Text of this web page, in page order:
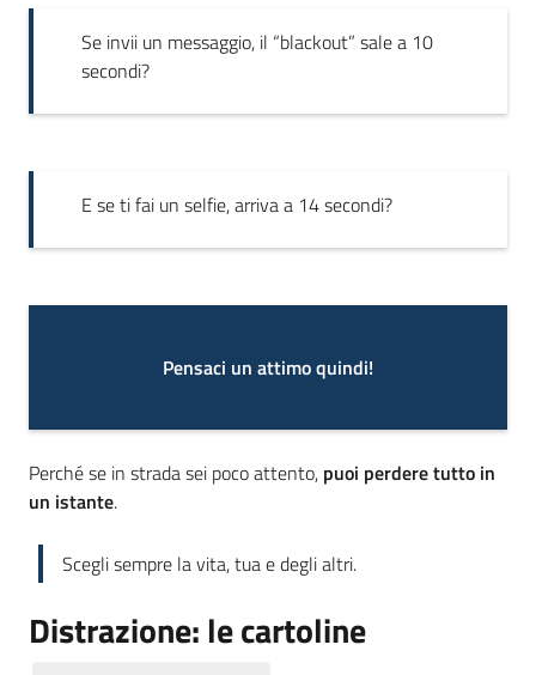
Se invii un messaggio, il “blackout” sale a 10
secondi?
E se ti fai un selfie, arriva a 14 secondi?
Pensaci un attimo quindi!
Perché se in strada sei poco attento, puoi perdere tutto in
un istante.
Scegli sempre la vita, tua e degli altri.
Distrazione: le cartoline